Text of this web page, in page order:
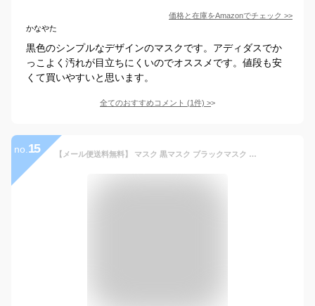
価格と在庫をAmazonでチェック >>
かなやた
黒色のシンプルなデザインのマスクです。アディダスでか
っこよく汚れが目立ちにくいのでオススメです。値段も安
くて買いやすいと思います。
全てのおすすめコメント (1件) >
no. 15 【メール便送料無料】 マスク 黒マスク ブラックマスク カッコイイ ワイルド B系 ストリート ファッション コスプレ 小顔効果 快適フィット 高通気性 花粉 ダニ ホコリ 99%カット レディース メンズ 大人用 フリーサイズ 手洗いOK くり返し使える 在庫あり y1